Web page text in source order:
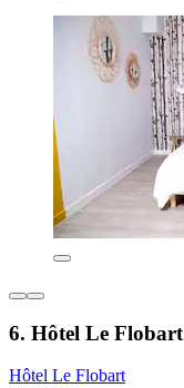
6. Hôtel Le Flobart
Hôtel Le Flobart